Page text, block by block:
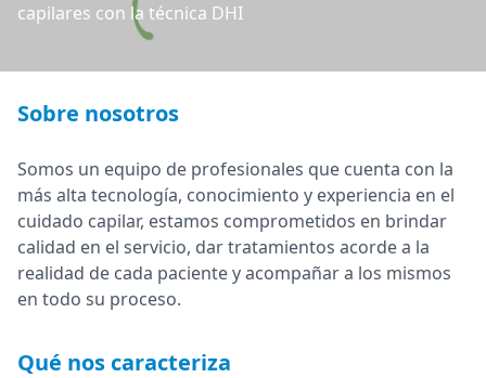
capilares con la técnica DHI
Sobre nosotros
Somos un equipo de profesionales que cuenta con la
más alta tecnología, conocimiento y experiencia en el
cuidado capilar, estamos comprometidos en brindar
calidad en el servicio, dar tratamientos acorde a la
realidad de cada paciente y acompañar a los mismos
en todo su proceso.
Qué nos caracteriza